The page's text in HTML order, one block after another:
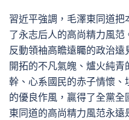
習近平強調，毛澤東同道
了永志后人的高尚精力風
反動領袖高瞻遠矚的政治
開拓的不凡氣魄、爐火純
幹、心系國民的赤子情懷
的優良作風，贏得了全黨
東同道的高尚精力風范永